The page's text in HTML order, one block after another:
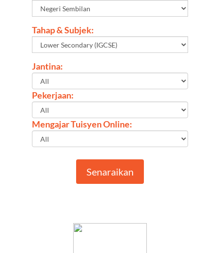
Tahap & Subjek:
Jantina:
Pekerjaan:
Mengajar Tuisyen Online:
Senaraikan